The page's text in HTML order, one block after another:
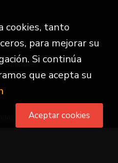
AL CLIENTE
somos
especiales
los Derechos Reservados
cookies, tanto
para mejorar su
Si continúa
que acepta su
Aceptar cookies